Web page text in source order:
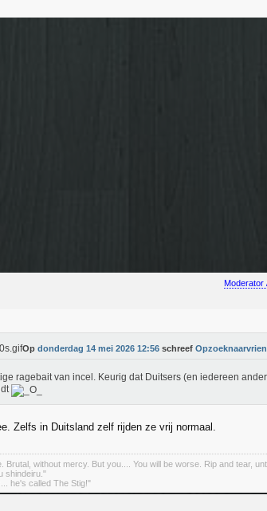
Moderator
Op donderdag 14 mei 2026 12:56 schreef
ragebait van incel. Keurig dat Duitsers (en iedereen
Zelfs in Duitsland zelf rijden ze vrij normaal.
Brutal, without mercy. But you.... You will be worse. Rip and tear,
shindeiru."
he's called The Stig!"